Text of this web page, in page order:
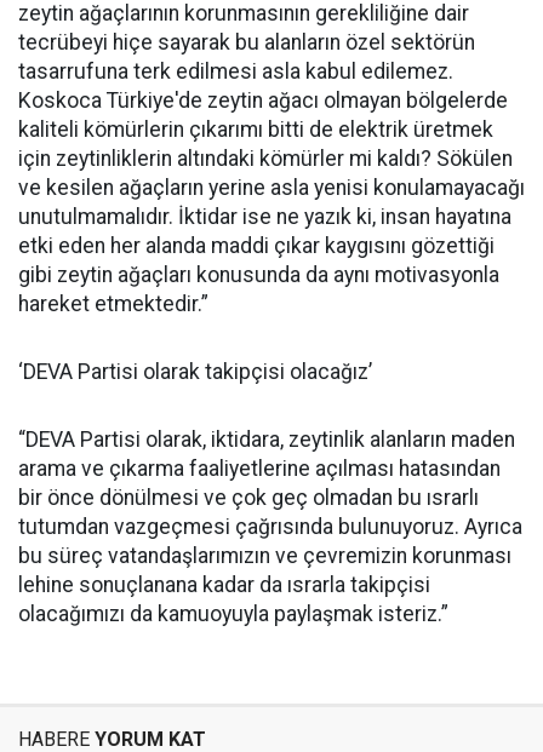
zeytin ağaçlarının korunmasının gerekliliğine dair
tecrübeyi hiçe sayarak bu alanların özel sektörün
tasarrufuna terk edilmesi asla kabul edilemez.
Koskoca Türkiye'de zeytin ağacı olmayan bölgelerde
kaliteli kömürlerin çıkarımı bitti de elektrik üretmek
için zeytinliklerin altındaki kömürler mi kaldı? Sökülen
ve kesilen ağaçların yerine asla yenisi konulamayacağı
unutulmamalıdır. İktidar ise ne yazık ki, insan hayatına
etki eden her alanda maddi çıkar kaygısını gözettiği
gibi zeytin ağaçları konusunda da aynı motivasyonla
hareket etmektedir.”
‘DEVA Partisi olarak takipçisi olacağız’
“DEVA Partisi olarak, iktidara, zeytinlik alanların maden
arama ve çıkarma faaliyetlerine açılması hatasından
bir önce dönülmesi ve çok geç olmadan bu ısrarlı
tutumdan vazgeçmesi çağrısında bulunuyoruz. Ayrıca
bu süreç vatandaşlarımızın ve çevremizin korunması
lehine sonuçlanana kadar da ısrarla takipçisi
olacağımızı da kamuoyuyla paylaşmak isteriz.”
HABERE YORUM KAT